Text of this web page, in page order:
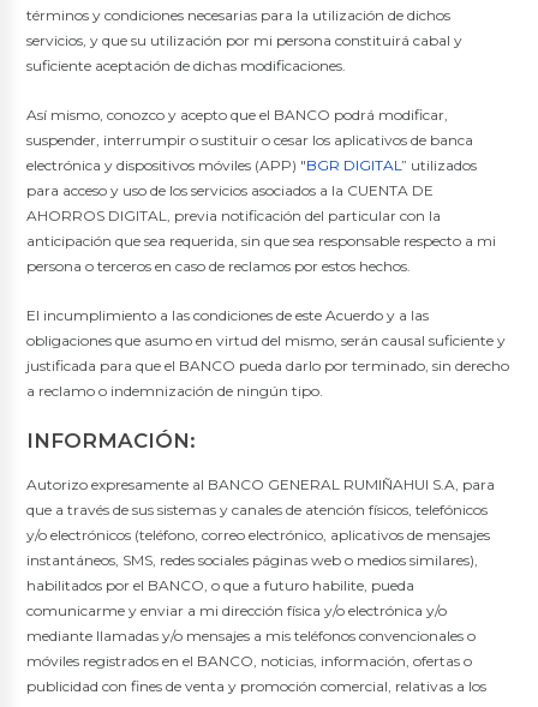
términos y condiciones necesarias para la utilización de dichos
servicios, y que su utilización por mi persona constituirá cabal y
suficiente aceptación de dichas modificaciones.
Así mismo, conozco y acepto que el BANCO podrá modificar,
suspender, interrumpir o sustituir o cesar los aplicativos de banca
electrónica y dispositivos móviles (APP) "BGR DIGITAL” utilizados
para acceso y uso de los servicios asociados a la CUENTA DE
AHORROS DIGITAL, previa notificación del particular con la
anticipación que sea requerida, sin que sea responsable respecto a mi
persona o terceros en caso de reclamos por estos hechos.
El incumplimiento a las condiciones de este Acuerdo y a las
obligaciones que asumo en virtud del mismo, serán causal suficiente y
justificada para que el BANCO pueda darlo por terminado, sin derecho
a reclamo o indemnización de ningún tipo.
INFORMACIÓN:
Autorizo expresamente al BANCO GENERAL RUMIÑAHUI S.A, para
que a través de sus sistemas y canales de atención físicos, telefónicos
y/o electrónicos (teléfono, correo electrónico, aplicativos de mensajes
instantáneos, SMS, redes sociales páginas web o medios similares),
habilitados por el BANCO, o que a futuro habilite, pueda
comunicarme y enviar a mi dirección física y/o electrónica y/o
mediante llamadas y/o mensajes a mis teléfonos convencionales o
móviles registrados en el BANCO, noticias, información, ofertas o
publicidad con fines de venta y promoción comercial, relativas a los